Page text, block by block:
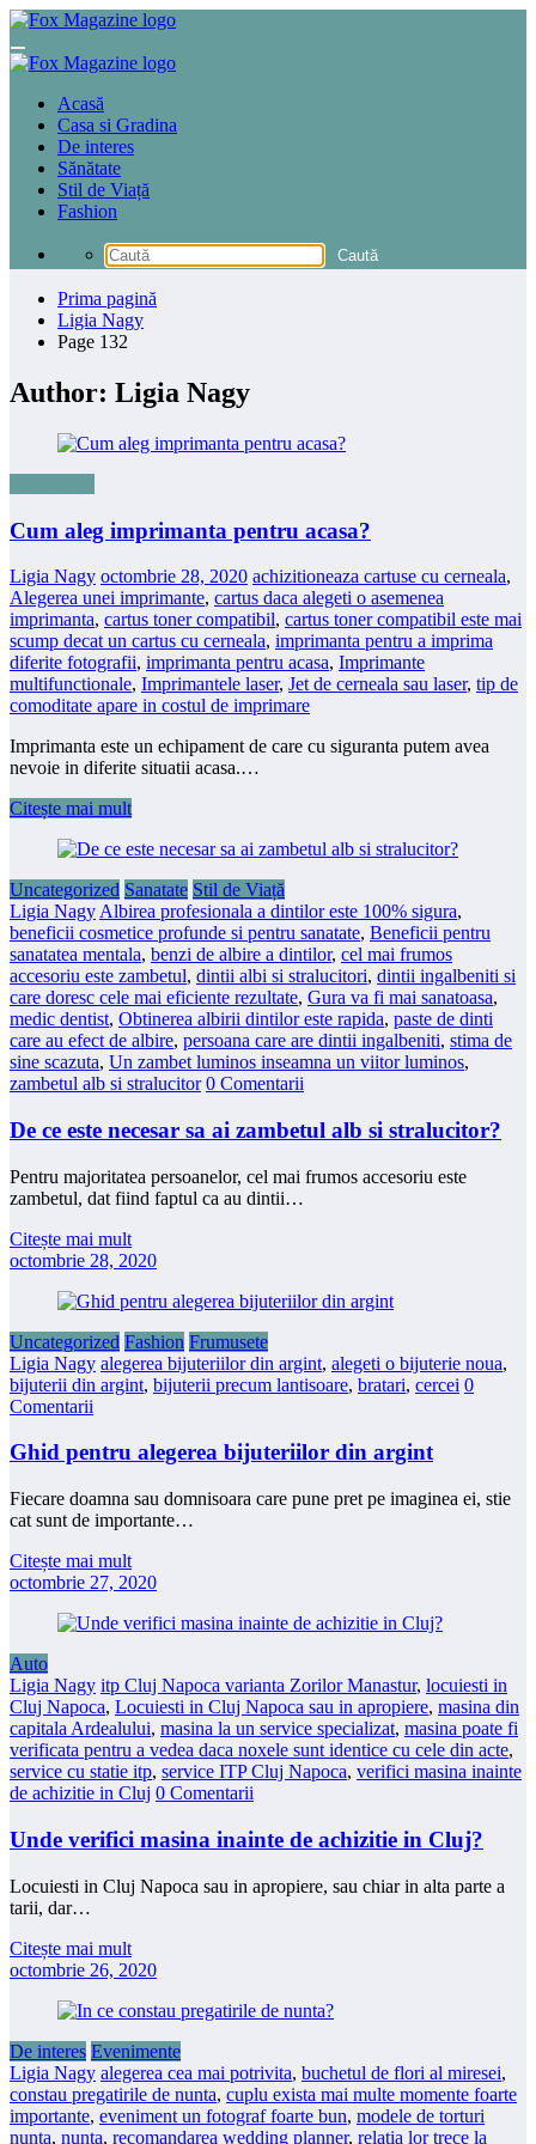
Sari
conținut
Acasă
Casa si Gradina
De interes
Sănătate
Stil de Viață
Fashion
Prima pagină
Ligia Nagy
Page 132
Author: Ligia Nagy
Cum aleg imprimanta pentru acasa?
Ligia Nagy octombrie 28, 2020 achizitioneaza cartuse cu cerneala,
Alegerea unei imprimante, cartus daca alegeti o asemenea
imprimanta, cartus toner compatibil, cartus toner compatibil este mai
scump decat un cartus cu cerneala, imprimanta pentru a imprima
diferite fotografii, imprimanta pentru acasa, Imprimante
multifunctionale, Imprimantele laser, Jet de cerneala sau laser, tip de
comoditate apare in costul de imprimare
Imprimanta este un echipament de care cu siguranta putem avea
nevoie in diferite situatii acasa.…
Citește mai mult
Uncategorized Sanatate Stil de Viață
Ligia Nagy Albirea profesionala a dintilor este 100% sigura,
beneficii cosmetice profunde si pentru sanatate, Beneficii pentru
sanatatea mentala, benzi de albire a dintilor, cel mai frumos
accesoriu este zambetul, dintii albi si stralucitori, dintii ingalbeniti si
care doresc cele mai eficiente rezultate, Gura va fi mai sanatoasa,
medic dentist, Obtinerea albirii dintilor este rapida, paste de dinti
care au efect de albire, persoana care are dintii ingalbeniti, stima de
sine scazuta, Un zambet luminos inseamna un viitor luminos,
zambetul alb si stralucitor 0 Comentarii
De ce este necesar sa ai zambetul alb si stralucitor?
Pentru majoritatea persoanelor, cel mai frumos accesoriu este
zambetul, dat fiind faptul ca au dintii…
Citește mai mult
octombrie 28, 2020
Uncategorized Fashion Frumusete
Ligia Nagy alegerea bijuteriilor din argint, alegeti o bijuterie noua,
bijuterii din argint, bijuterii precum lantisoare, bratari, cercei 0
Comentarii
Ghid pentru alegerea bijuteriilor din argint
Fiecare doamna sau domnisoara care pune pret pe imaginea ei, stie
cat sunt de importante…
Citește mai mult
octombrie 27, 2020
Auto
Ligia Nagy itp Cluj Napoca varianta Zorilor Manastur, locuiesti in
Cluj Napoca, Locuiesti in Cluj Napoca sau in apropiere, masina din
capitala Ardealului, masina la un service specializat, masina poate fi
verificata pentru a vedea daca noxele sunt identice cu cele din acte,
service cu statie itp, service ITP Cluj Napoca, verifici masina inainte
de achizitie in Cluj 0 Comentarii
Unde verifici masina inainte de achizitie in Cluj?
Locuiesti in Cluj Napoca sau in apropiere, sau chiar in alta parte a
tarii, dar…
Citește mai mult
octombrie 26, 2020
De interes Evenimente
Ligia Nagy alegerea cea mai potrivita, buchetul de flori al miresei,
constau pregatirile de nunta, cuplu exista mai multe momente foarte
importante, eveniment un fotograf foarte bun, modele de torturi
nunta, nunta, recomandarea wedding planner, relatia lor trece la